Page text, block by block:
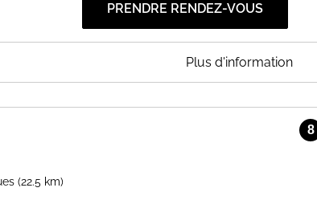
PRENDRE RENDEZ-VOUS
à la qualité du toucher. J'aime les approches
nadis et méridiens). Les techniques psychocorporelles me
à approfondir mes connaissances et offrir un service de
visible à l’extérieur, mais la vraie merveille provient
bonne méthode est réalisée par la main.” Yi Zhong Jin Jian,
Plus d'information
8
(22.5 km)